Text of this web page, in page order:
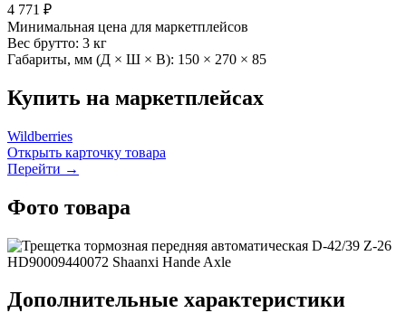
4 771 ₽
Минимальная цена для маркетплейсов
Вес брутто: 3 кг
Габариты, мм (Д × Ш × В): 150 × 270 × 85
Купить на маркетплейсах
Wildberries
Открыть карточку товара
Перейти →
Фото товара
Дополнительные характеристики